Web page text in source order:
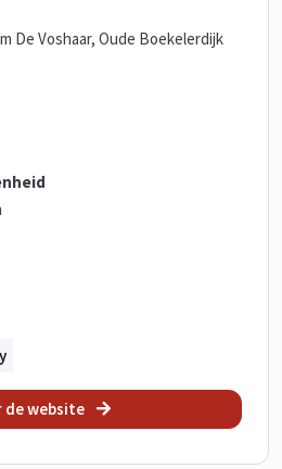
De Voshaar, Oude Boekelerdijk
de website